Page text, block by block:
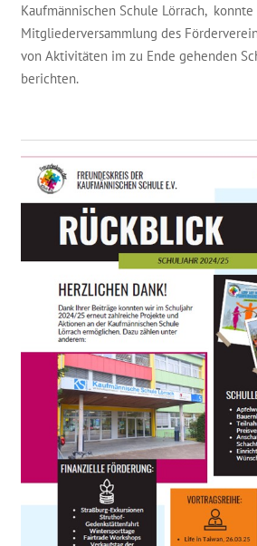
Kaufmännischen Schule Lörrach,
Mitgliederversammlung des
von Aktivitäten im zu Ende gehenden
berichten.